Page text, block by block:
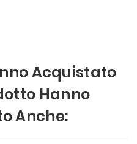
Acquistato
Hanno
Anche: